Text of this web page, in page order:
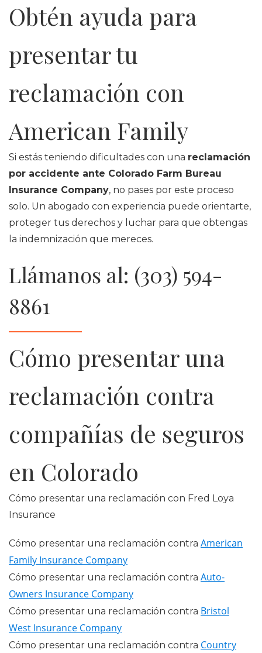
Obtén ayuda para
presentar tu
reclamación con
American Family
Si estás teniendo dificultades con una reclamación
por accidente ante Colorado Farm Bureau
Insurance Company, no pases por este proceso
solo. Un abogado con experiencia puede orientarte,
proteger tus derechos y luchar para que obtengas
la indemnización que mereces.
Llámanos al: (303) 594-
8861
Cómo presentar una
reclamación contra
compañías de seguros
en Colorado
Cómo presentar una reclamación con Fred Loya
Insurance
Cómo presentar una reclamación contra American
Family Insurance Company
Cómo presentar una reclamación contra Auto-
Owners Insurance Company
Cómo presentar una reclamación contra Bristol
West Insurance Company
Cómo presentar una reclamación contra Country